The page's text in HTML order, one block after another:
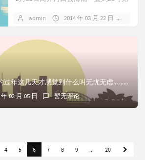
admin 2014 年 03 月 22 日
二十多年过来,今年的过年这几天才感觉到什么叫无忧无虑... ...读书的时候,无忧无虑的日子过惯了.现在觉得那时候真是什么事情都不用想,什么事情都是船到桥...
年 02 月 05 日 暂无评论
4 5 6 7 8 9 ... 20